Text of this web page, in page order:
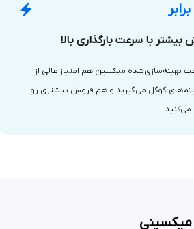
بیشتر با سرعت بارگذاری بالا
بهینه‌سازی‌شده میکسین هم امتیاز عالی از
گوگل می‌گیرید و هم فروش بیشتری رو
می‌کنید.